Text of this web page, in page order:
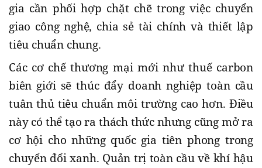
gia cần phối hợp chặt chẽ trong việc chuyển
giao công nghệ, chia sẻ tài chính và thiết lập
tiêu chuẩn chung.
Các cơ chế thương mại mới như thuế carbon
biên giới sẽ thúc đẩy doanh nghiệp toàn cầu
tuân thủ tiêu chuẩn môi trường cao hơn. Điều
này có thể tạo ra thách thức nhưng cũng mở ra
cơ hội cho những quốc gia tiên phong trong
chuyển đổi xanh. Quản trị toàn cầu về khí hậu